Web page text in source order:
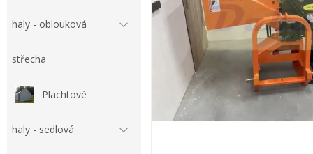
haly - oblouková
střecha
Plachtové
haly - sedlová